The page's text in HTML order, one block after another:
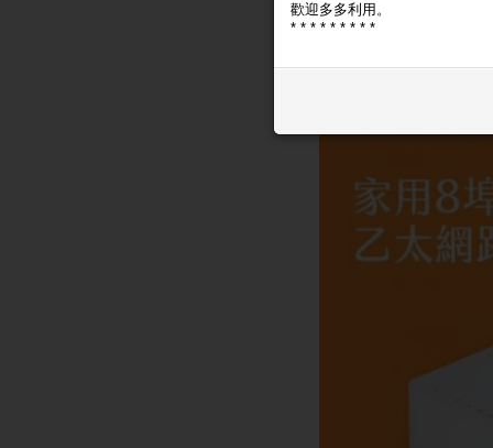
歡迎多多利用。
* * * * * * * * *